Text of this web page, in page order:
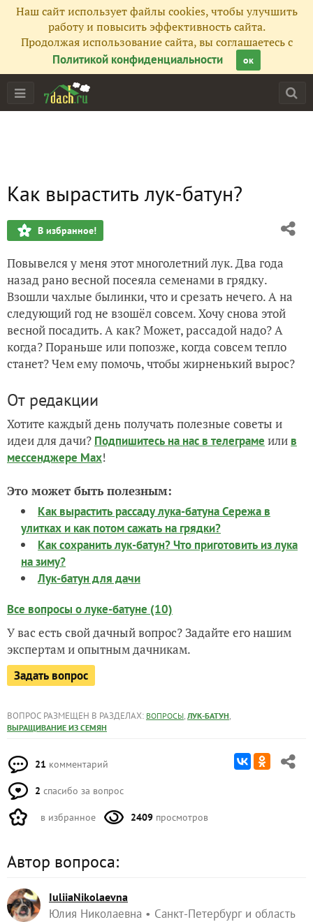
Наш сайт использует файлы cookies, чтобы улучшить
работу и повысить эффективность сайта.
Продолжая использование сайта, вы соглашаетесь с
Политикой конфиденциальности
ок
Как вырастить лук-батун?
В избранное!
Повывелся у меня этот многолетний лук. Два года
назад рано весной посеяла семенами в грядку.
Взошли чахлые былинки, что и срезать нечего. А на
следующий год не взошёл совсем. Хочу снова этой
весной посадить. А как? Может, рассадой надо? А
когда? Пораньше или попозже, когда совсем тепло
станет? Чем ему помочь, чтобы жирненький вырос?
От редакции
Хотите каждый день получать полезные советы и
идеи для дачи? Подпишитесь на нас в телеграме или в
мессенджере Max!
Это может быть полезным:
Как вырастить рассаду лука-батуна Сережа в
улитках и как потом сажать на грядки?
Как сохранить лук-батун? Что приготовить из лука
на зиму?
Лук-батун для дачи
Все вопросы о луке-батуне (10)
У вас есть свой дачный вопрос? Задайте его нашим
экспертам и опытным дачникам.
Задать вопрос
ВОПРОС РАЗМЕЩЕН В РАЗДЕЛАХ: ВОПРОСЫ, ЛУК-БАТУН,
ВЫРАЩИВАНИЕ ИЗ СЕМЯН
21 комментарий
2 спасибо за вопрос
в избранное 2409 просмотров
Автор вопроса:
IuliiaNikolaevna
Юлия Николаевна
Санкт-Петербург и область